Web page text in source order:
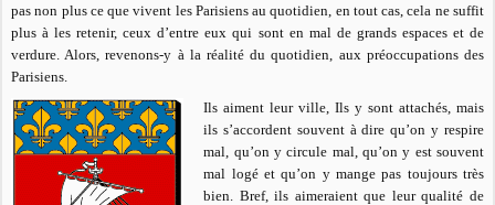
pas non plus ce que vivent les Parisiens au quotidien, en tout cas, cela ne suffit
plus à les retenir, ceux d’entre eux qui sont en mal de grands espaces et de
verdure. Alors, revenons-y à la réalité du quotidien, aux préoccupations des
Parisiens.
Ils aiment leur ville, Ils y sont attachés, mais
ils s’accordent souvent à dire qu’on y respire
mal, qu’on y circule mal, qu’on y est souvent
mal logé et qu’on y mange pas toujours très
bien. Bref, ils aimeraient que leur qualité de